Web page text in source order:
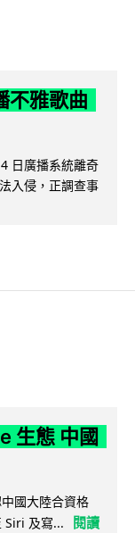
不雅歌曲
日廣播系統離奇
入侵，正調查事
生態 中國
國大陸合資格
Siri 及寫...
閱讀